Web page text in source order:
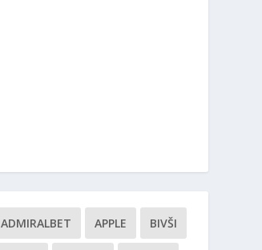
ADMIRALBET APPLE BIVŠI